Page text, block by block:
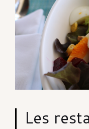
Les